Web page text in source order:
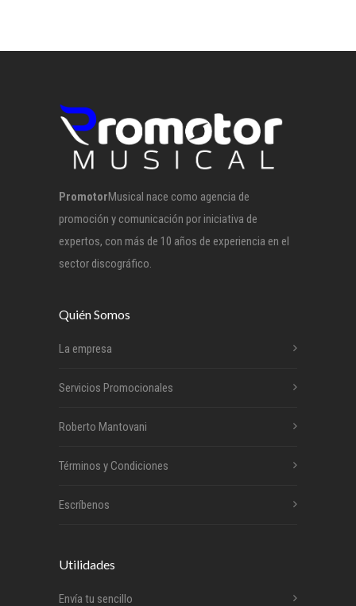
PromotorMusical nace como agencia de
promoción y comunicación por iniciativa de
expertos, con más de 10 años de experiencia en el
sector discográfico.
Quién Somos
La empresa
Servicios Promocionales
Roberto Mantovani
Términos y Condiciones
Escríbenos
Utilidades
Envía tu sencillo